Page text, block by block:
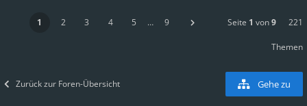
1 2 3 4 5 … 9 Seite 1 von9 221
Themen
Zurück zur Foren-Übersicht Gehe zu